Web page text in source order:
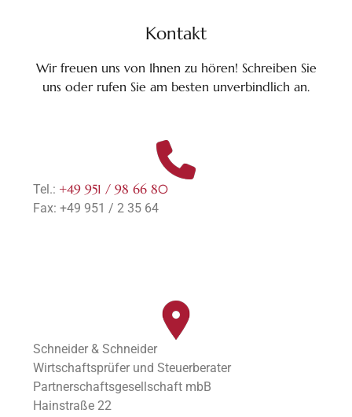
Kontakt
Wir freuen uns von Ihnen zu hören! Schreiben Sie
uns oder rufen Sie am besten unverbindlich an.
Tel.: +49 951 / 98 66 80
Fax: +49 951 / 2 35 64
Schneider & Schneider
Wirtschaftsprüfer und Steuerberater
Partnerschaftsgesellschaft mbB
Hainstraße 22